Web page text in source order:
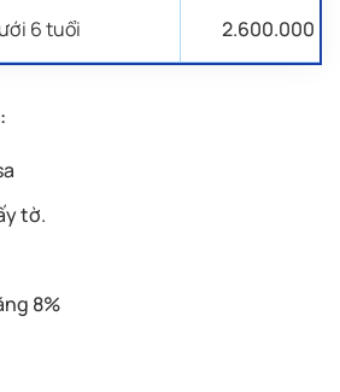
do:
có xác nhận nêu rõ công việc
6 tuổi 2.600.000
tờ.
8%